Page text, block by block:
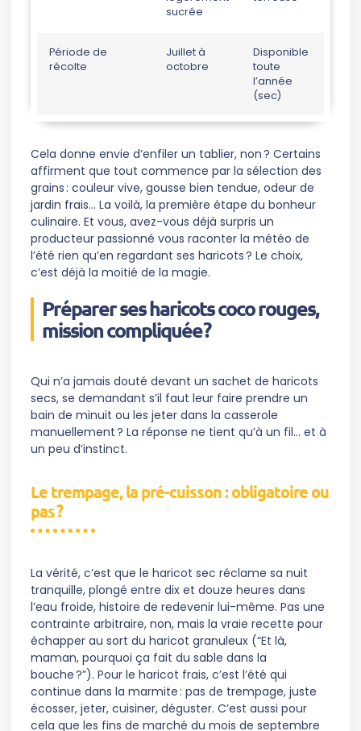
sucrée
Période de
récolte
Juillet à
octobre
Disponible
toute
l’année
(sec)
Cela donne envie d’enfiler un tablier, non ? Certains
affirment que tout commence par la sélection des
grains : couleur vive, gousse bien tendue, odeur de
jardin frais… La voilà, la première étape du bonheur
culinaire. Et vous, avez-vous déjà surpris un
producteur passionné vous raconter la météo de
l’été rien qu’en regardant ses haricots ? Le choix,
c’est déjà la moitié de la magie.
Préparer ses haricots coco rouges,
mission compliquée ?
Qui n’a jamais douté devant un sachet de haricots
secs, se demandant s’il faut leur faire prendre un
bain de minuit ou les jeter dans la casserole
manuellement ? La réponse ne tient qu’à un fil… et à
un peu d’instinct.
Le trempage, la pré-cuisson : obligatoire ou
pas ?
La vérité, c’est que le haricot sec réclame sa nuit
tranquille, plongé entre dix et douze heures dans
l’eau froide, histoire de redevenir lui-même. Pas une
contrainte arbitraire, non, mais la vraie recette pour
échapper au sort du haricot granuleux (“Et là,
maman, pourquoi ça fait du sable dans la
bouche ?”). Pour le haricot frais, c’est l’été qui
continue dans la marmite : pas de trempage, juste
écosser, jeter, cuisiner, déguster. C’est aussi pour
cela que les fins de marché du mois de septembre